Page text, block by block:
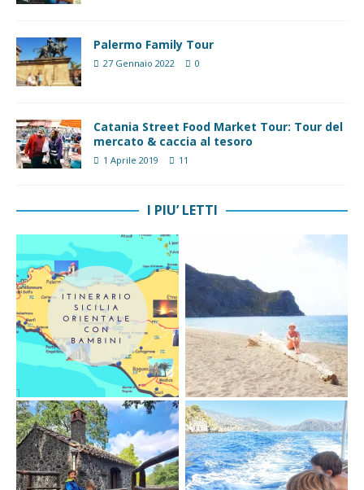
Palermo Family Tour
27 Gennaio 2022 0
Catania Street Food Market Tour: Tour del
mercato & caccia al tesoro
1 Aprile 2019 11
I PIU’ LETTI